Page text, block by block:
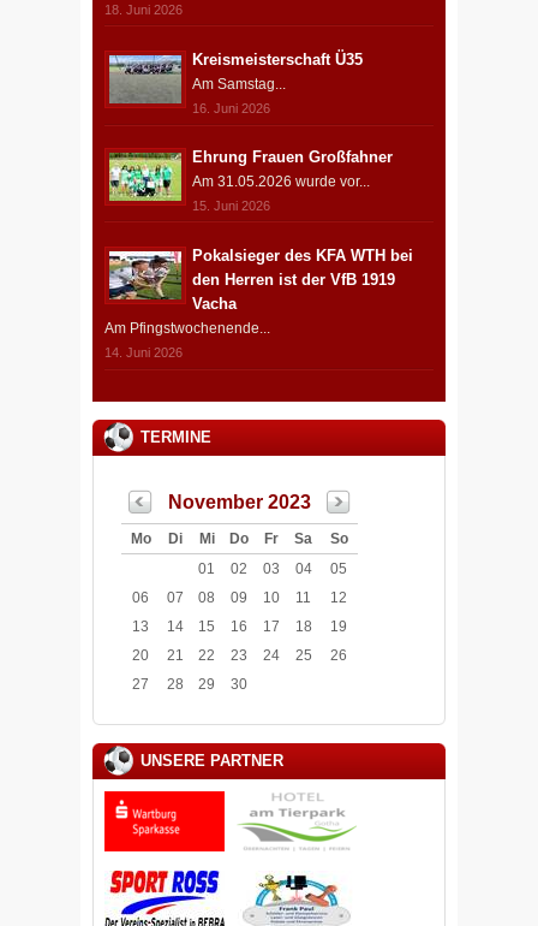
18. Juni 2026
Kreismeisterschaft Ü35
Am Samstag...
16. Juni 2026
Ehrung Frauen Großfahner
Am 31.05.2026 wurde vor...
15. Juni 2026
Pokalsieger des KFA WTH bei
den Herren ist der VfB 1919
Vacha
Am Pfingstwochenende...
14. Juni 2026
TERMINE
November 2023
Mo Di Mi Do Fr Sa
So
01
02 03 04
05
06
07 08 09 10 11
12
13
14 15 16 17 18
19
20
21 22 23 24 25
26
27
28 29 30
UNSERE PARTNER